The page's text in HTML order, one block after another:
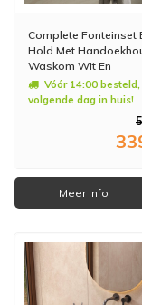
Complete Fonteinset
Hold Met
Waskom Wit En
fonteinkraan Goud
Vóór 14:00 besteld,
volgende dag in huis!
Meer info